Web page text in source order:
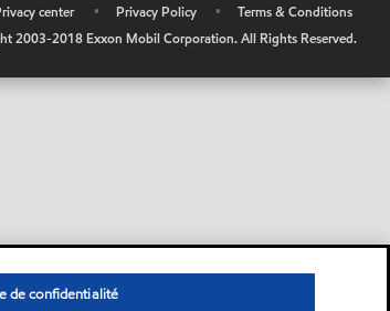
center • Privacy Policy •
Terms & Conditions
2003-2018 Exxon Mobil Corporation. All Rights Reserved.
de confidentialité